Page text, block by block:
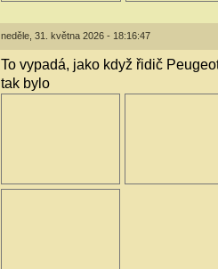
neděle, 31. května 2026 - 18:16:47
To vypadá, jako když řidič
tak bylo